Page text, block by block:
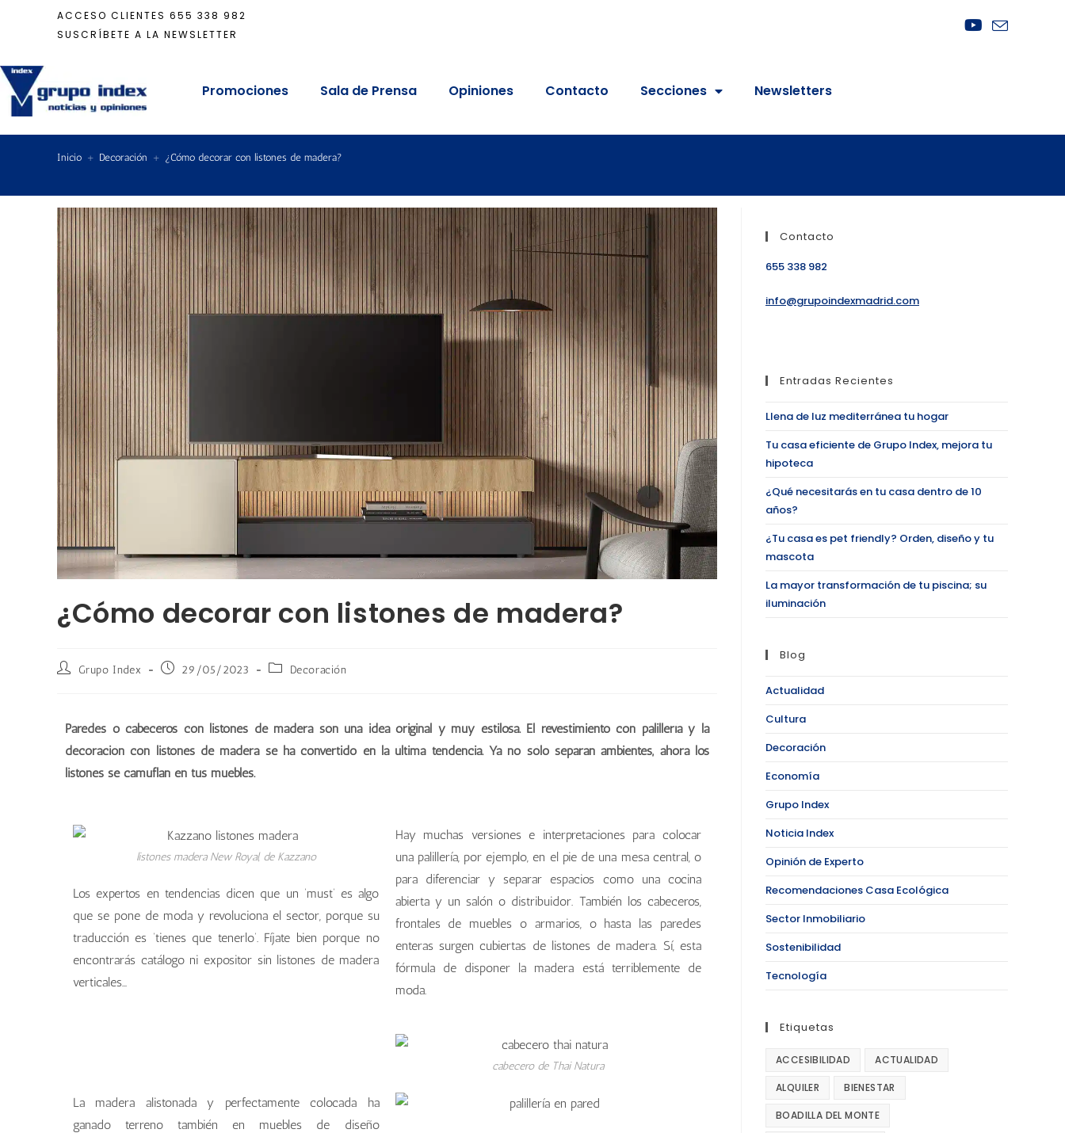
ACCESO CLIENTES 655 338 982
SUSCRÍBETE A LA NEWSLETTER
Promociones Sala de Prensa Opiniones Contacto Secciones Newsletters
Inicio + Decoración + ¿Cómo decorar con listones de madera?
¿Cómo decorar con listones de madera?
Grupo Index 29/05/2023 Decoración
Paredes o cabeceros con listones de madera son una idea original y muy estilosa. El revestimiento con palillería y la
decoración con listones de madera se ha convertido en la última tendencia. Ya no sólo separan ambientes, ahora los
listones se camuflan en tus muebles.
listones madera New Royal, de Kazzano
Los expertos en tendencias dicen que un ‘must’ es algo
que se pone de moda y revoluciona el sector, porque su
traducción es ‘tienes que tenerlo’. Fíjate bien porque no
encontrarás catálogo ni expositor sin listones de madera
verticales…
Hay muchas versiones e interpretaciones para colocar
una palillería, por ejemplo, en el pie de una mesa central, o
para diferenciar y separar espacios como una cocina
abierta y un salón o distribuidor. También los cabeceros,
frontales de muebles o armarios, o hasta las paredes
enteras surgen cubiertas de listones de madera. Sí, esta
fórmula de disponer la madera está terriblemente de
moda.
cabecero de Thai Natura
La madera alistonada y perfectamente colocada ha
ganado terreno también en muebles de diseño
Contacto
655 338 982
info@grupoindexmadrid.com
Entradas Recientes
Llena de luz mediterránea tu hogar
Tu casa eficiente de Grupo Index, mejora tu
hipoteca
¿Qué necesitarás en tu casa dentro de 10
años?
¿Tu casa es pet friendly? Orden, diseño y tu
mascota
La mayor transformación de tu piscina; su
iluminación
Blog
Actualidad
Cultura
Decoración
Economía
Grupo Index
Noticia Index
Opinión de Experto
Recomendaciones Casa Ecológica
Sector Inmobiliario
Sostenibilidad
Tecnología
Etiquetas
ACCESIBILIDAD ACTUALIDAD
ALQUILER BIENESTAR
BOADILLA DEL MONTE